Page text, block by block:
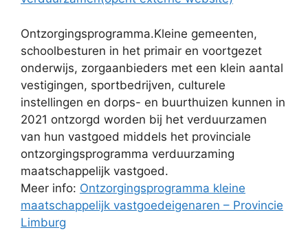
Ontzorgingsprogramma.Kleine gemeenten,
schoolbesturen in het primair en voortgezet
onderwijs, zorgaanbieders met een klein aantal
vestigingen, sportbedrijven, culturele
instellingen en dorps- en buurthuizen kunnen in
2021 ontzorgd worden bij het verduurzamen
van hun vastgoed middels het provinciale
ontzorgingsprogramma verduurzaming
maatschappelijk vastgoed.
Meer info: Ontzorgingsprogramma kleine
maatschappelijk vastgoedeigenaren – Provincie
Limburg